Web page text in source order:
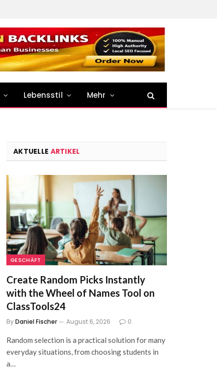
Lebensstil Mehr
AKTUELLE ARTIKEL
GESCHÄFT
Create Random Picks Instantly
with the Wheel of Names Tool on
ClassTools24
ByDaniel Fischer August 6, 2026 0
Random selection is a practical solution for many
everyday situations, from choosing students in
a…